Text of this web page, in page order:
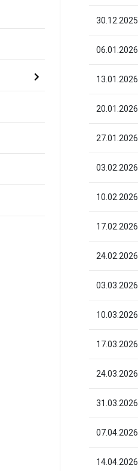
30.12.2025
06.01.2026
13.01.2026
20.01.2026
27.01.2026
03.02.2026
10.02.2026
17.02.2026
24.02.2026
03.03.2026
10.03.2026
17.03.2026
24.03.2026
31.03.2026
07.04.2026
14.04.2026